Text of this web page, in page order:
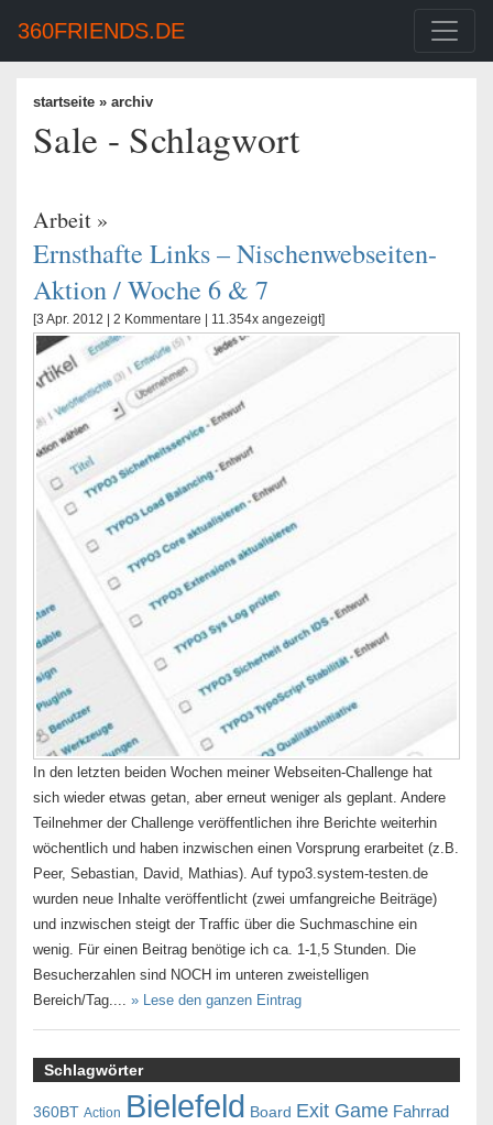
360FRIENDS.DE
startseite » archiv
Sale - Schlagwort
Arbeit »
Ernsthafte Links – Nischenwebseiten-
Aktion / Woche 6 & 7
[3 Apr. 2012 | 2 Kommentare | 11.354x angezeigt]
In den letzten beiden Wochen meiner Webseiten-Challenge hat
sich wieder etwas getan, aber erneut weniger als geplant. Andere
Teilnehmer der Challenge veröffentlichen ihre Berichte weiterhin
wöchentlich und haben inzwischen einen Vorsprung erarbeitet (z.B.
Peer, Sebastian, David, Mathias). Auf typo3.system-testen.de
wurden neue Inhalte veröffentlicht (zwei umfangreiche Beiträge)
und inzwischen steigt der Traffic über die Suchmaschine ein
wenig. Für einen Beitrag benötige ich ca. 1-1,5 Stunden. Die
Besucherzahlen sind NOCH im unteren zweistelligen
Bereich/Tag.... » Lese den ganzen Eintrag
Schlagwörter
360BT Action Bielefeld Board Exit Game Fahrrad